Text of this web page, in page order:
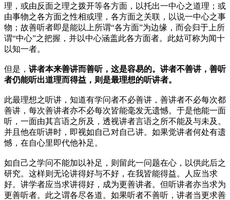
理，或由反面之理之拨开等各方面，以托出一中心之道理；或
由事物之各方面之性相或理，各方面之关联，以说一中心之事
物；故善听者即是能以上所谓“各方面”为边缘，而会归于上所
谓“中心”之把握，并以中心涵盖此各方面者。此姑可称为闻十
以知一者。
但是， 讲者本来善讲而善听，这是容易的。讲者不善讲，善听
者仍能听出道理而得益，则是最理想的听讲者。
此最理想之听讲，知道有学问者不必善讲，善讲者不必每次都
善讲，每次善讲者亦不必每次皆能毫发无遗憾。于是他能一面
听，一面由其言语之所及，透视讲者言语之所不能及与未及。
并且他在听讲时，即视如自己对自己讲。如果觉讲者何处有遗
憾，在自心里即代他补足。
如自己之学问不能加以补足，则留此一问题在心，以供此后之
研究。这样则无论讲得好与不好，在我皆能得益。人应当求
好。讲学者应当求讲得好，成为更善讲者。但听讲者亦当求为
更善听者。此之谓各尽各道。如果听者不善听，讲者当更求善